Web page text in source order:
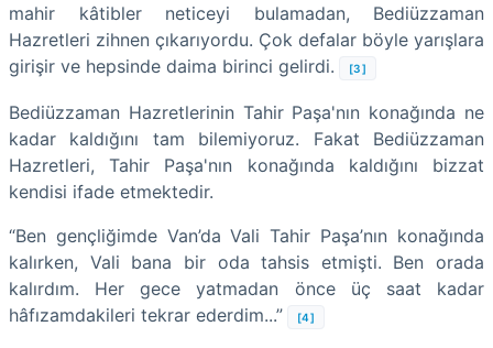
mahir kâtibler neticeyi bulamadan, Bediüzzaman
Hazretleri zihnen çıkarıyordu. Çok defalar böyle yarışlara
girişir ve hepsinde daima birinci gelirdi.
[3]
Bediüzzaman Hazretlerinin Tahir Paşa'nın konağında ne
kadar kaldığını tam bilemiyoruz. Fakat Bediüzzaman
Hazretleri, Tahir Paşa'nın konağında kaldığını bizzat
kendisi ifade etmektedir.
“Ben gençliğimde Van’da Vali Tahir Paşa’nın konağında
kalırken, Vali bana bir oda tahsis etmişti. Ben orada
kalırdım. Her gece yatmadan önce üç saat kadar
hâfızamdakileri tekrar ederdim...”
[4]